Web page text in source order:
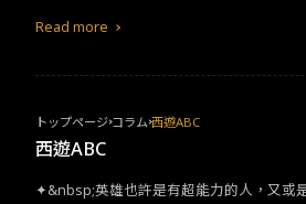
是可愛的狗 ) 講述一名受到詛咒的高中女老師韓海娜（朴珪瑛
藉酒壯膽的親吻暗戀對象李寶謙（李玹雨
莫名「仇視」自己的同事陳書元（車銀優
辦法破除詛咒，但命運捉弄人，酷帥的陳
Read more
トップページ コラム 西遊ABC
西遊ABC
✦&nbsp;英雄也許是有超能力的人，又或